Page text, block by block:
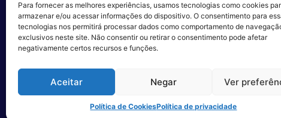
Para fornecer as melhores experiências, usamos tecnologias como cookies
armazenar e/ou acessar informações do dispositivo. O consentimento para
tecnologias nos permitirá processar dados como comportamento de
exclusivos neste site. Não consentir ou retirar o consentimento pode afetar
negativamente certos recursos e funções.
Aceitar Negar Ver
Política de CookiesPolítica de privacidade
Alameda Campinas, 1100 – 3°Andar,
São Paulo